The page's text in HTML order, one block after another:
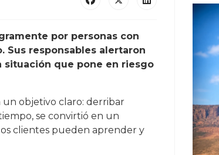
por personas con
responsables alertaron
situación que pone en riesgo
un objetivo claro: derribar
se convirtió en un
clientes pueden aprender y